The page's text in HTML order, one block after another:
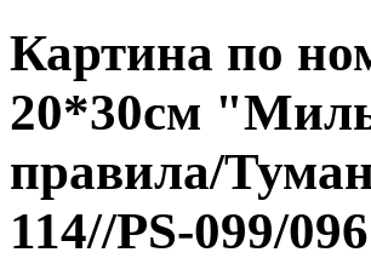
Картина по
20*30см
правила/
114//PS-099/096